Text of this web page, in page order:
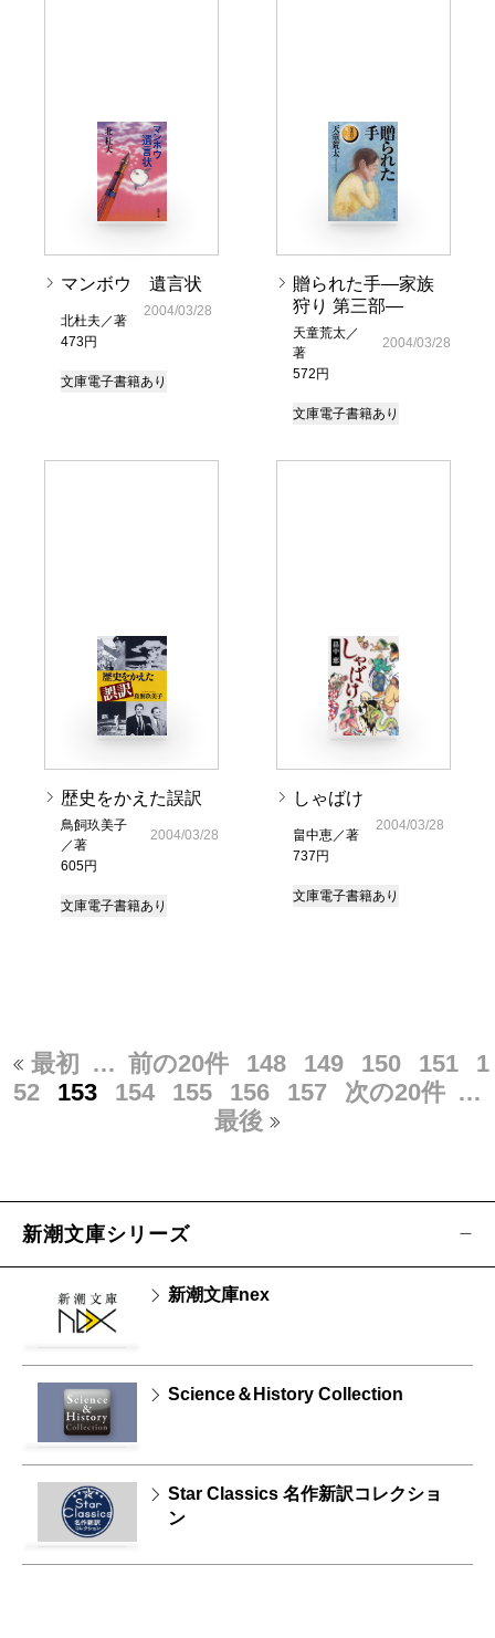
マンボウ 遺言状
北杜夫／著
473円
2004/03/28
文庫電子書籍あり
贈られた手―家族
狩り 第三部―
天童荒太／
著
572円
2004/03/28
文庫電子書籍あり
歴史をかえた誤訳
鳥飼玖美子
／著
605円
2004/03/28
文庫電子書籍あり
しゃばけ
畠中恵／著
737円
2004/03/28
文庫電子書籍あり
最初 … 前の20件 148 149 150 151
1
52
153 154 155 156 157 次の20件 …
最後
新潮文庫シリーズ
新潮文庫nex
Science＆History Collection
Star Classics 名作新訳コレクショ
ン